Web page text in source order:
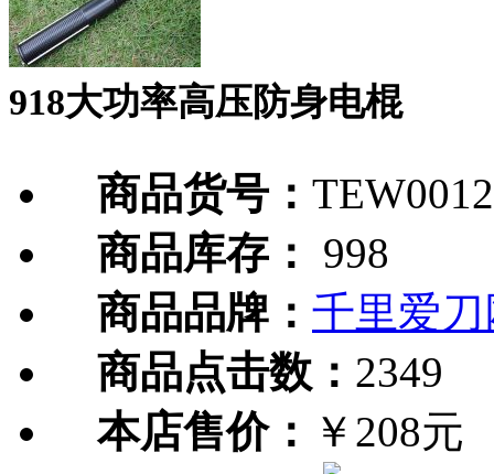
918大功率高压防身电棍
商品货号：
商品库存：
998
商品品牌： 千里爱刀
商品点击数： 2349
本店售价： ￥208元